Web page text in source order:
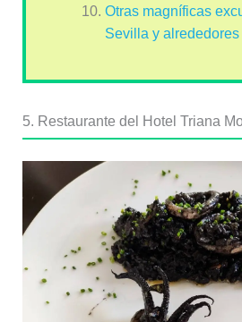
Otras magníficas
Sevilla y alrededores
5. Restaurante del Hotel Triana